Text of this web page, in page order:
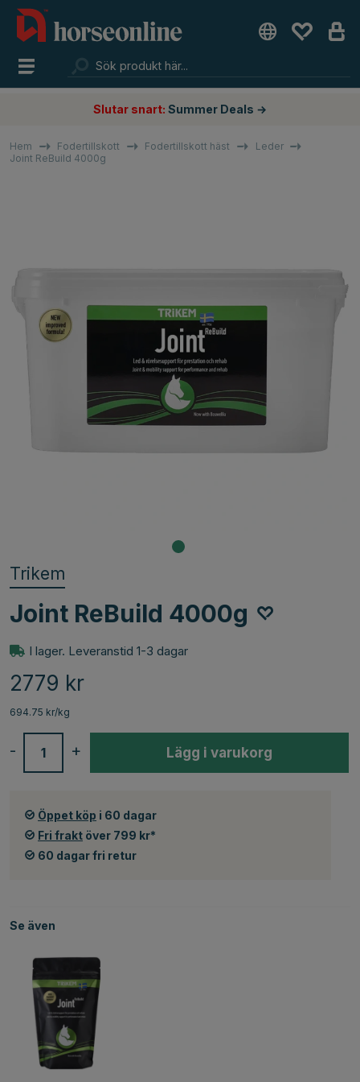
Slutar snart: Summer Deals →
Hem Fodertillskott Fodertillskott häst
Leder
Joint ReBuild 4000g
Trikem
Joint ReBuild 4000g
I lager. Leveranstid 1-3 dagar
2779 kr
694.75 kr/kg
+
- Lägg i varukorg
Öppet köp i 60 dagar
Fri frakt över 799 kr*
60 dagar fri retur
Se även